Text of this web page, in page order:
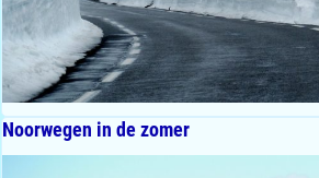
Noorwegen in de zomer